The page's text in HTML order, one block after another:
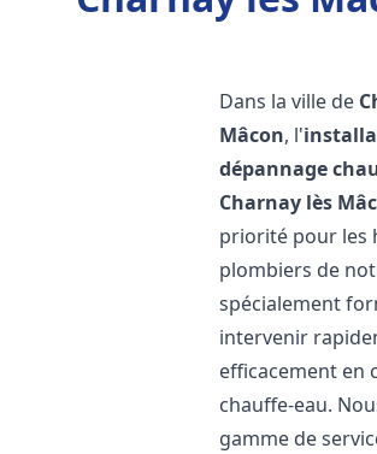
Dans la ville de
Mâcon, l'
dépannage
Charnay lès
priorité pour les
plombiers de
spécialement
intervenir
efficacement en
chauffe-eau.
gamme de